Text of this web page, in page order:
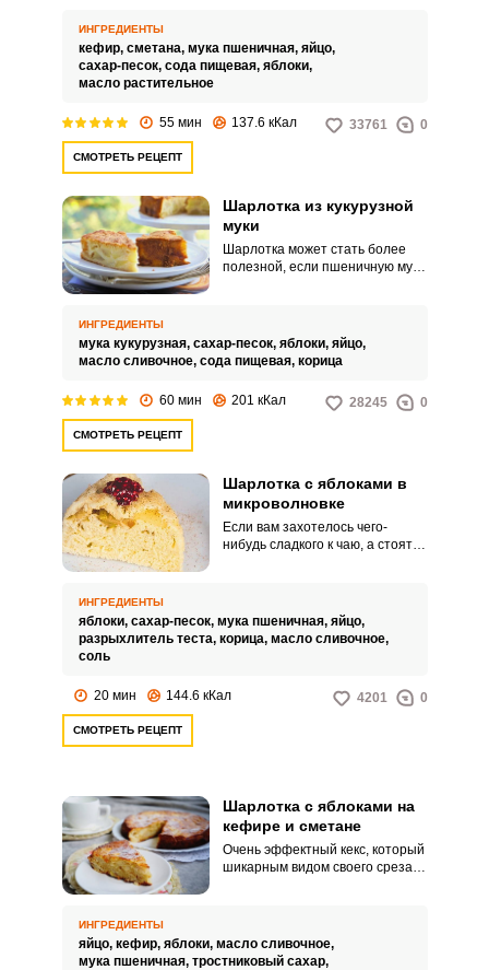
тесто получится пышным и
рыхлым.
ИНГРЕДИЕНТЫ
кефир, сметана, мука пшеничная, яйцо,
сахар-песок, сода пищевая, яблоки,
масло растительное
55 мин 137.6 кКал 33761 0
СМОТРЕТЬ РЕЦЕПТ
Шарлотка из кукурузной
муки
Шарлотка может стать более
полезной, если пшеничную муку
менее вкусным и нежным по
текстуре.
ИНГРЕДИЕНТЫ
мука кукурузная, сахар-песок, яблоки, яйцо,
масло сливочное, сода пищевая, корица
60 мин 201 кКал 28245 0
СМОТРЕТЬ РЕЦЕПТ
Шарлотка с яблоками в
микроволновке
Если вам захотелось чего-
нибудь сладкого к чаю, а стоять
шарлотки в микроволновке.
Скорость приготовления никак
не преуменьшает ее вкус.
ИНГРЕДИЕНТЫ
яблоки, сахар-песок, мука пшеничная, яйцо,
разрыхлитель теста, корица, масло сливочное,
соль
20 мин 144.6 кКал 4201 0
СМОТРЕТЬ РЕЦЕПТ
Шарлотка с яблоками на
кефире и сметане
Очень эффектный кекс, который
шикарным видом своего среза
очень нежным и рыхлым,
корочка – плотной и хрустящей.
ИНГРЕДИЕНТЫ
яйцо, кефир, яблоки, масло сливочное,
мука пшеничная, тростниковый сахар,